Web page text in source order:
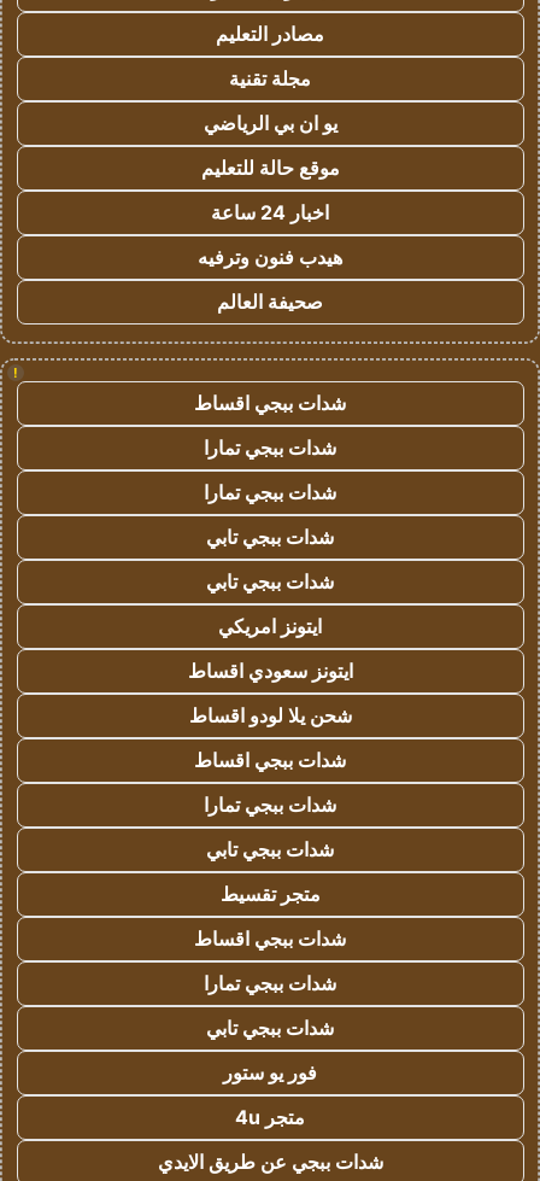
مصادر التعليم
مجلة تقنية
يو ان بي الرياضي
موقع حالة للتعليم
اخبار 24 ساعة
هيدب فنون وترفيه
صحيفة العالم
!
شدات ببجي اقساط
شدات ببجي تمارا
شدات ببجي تمارا
شدات ببجي تابي
شدات ببجي تابي
ايتونز امريكي
ايتونز سعودي اقساط
شحن يلا لودو اقساط
شدات ببجي اقساط
شدات ببجي تمارا
شدات ببجي تابي
متجر تقسيط
شدات ببجي اقساط
شدات ببجي تمارا
شدات ببجي تابي
فور يو ستور
متجر 4u
شدات ببجي عن طريق الايدي